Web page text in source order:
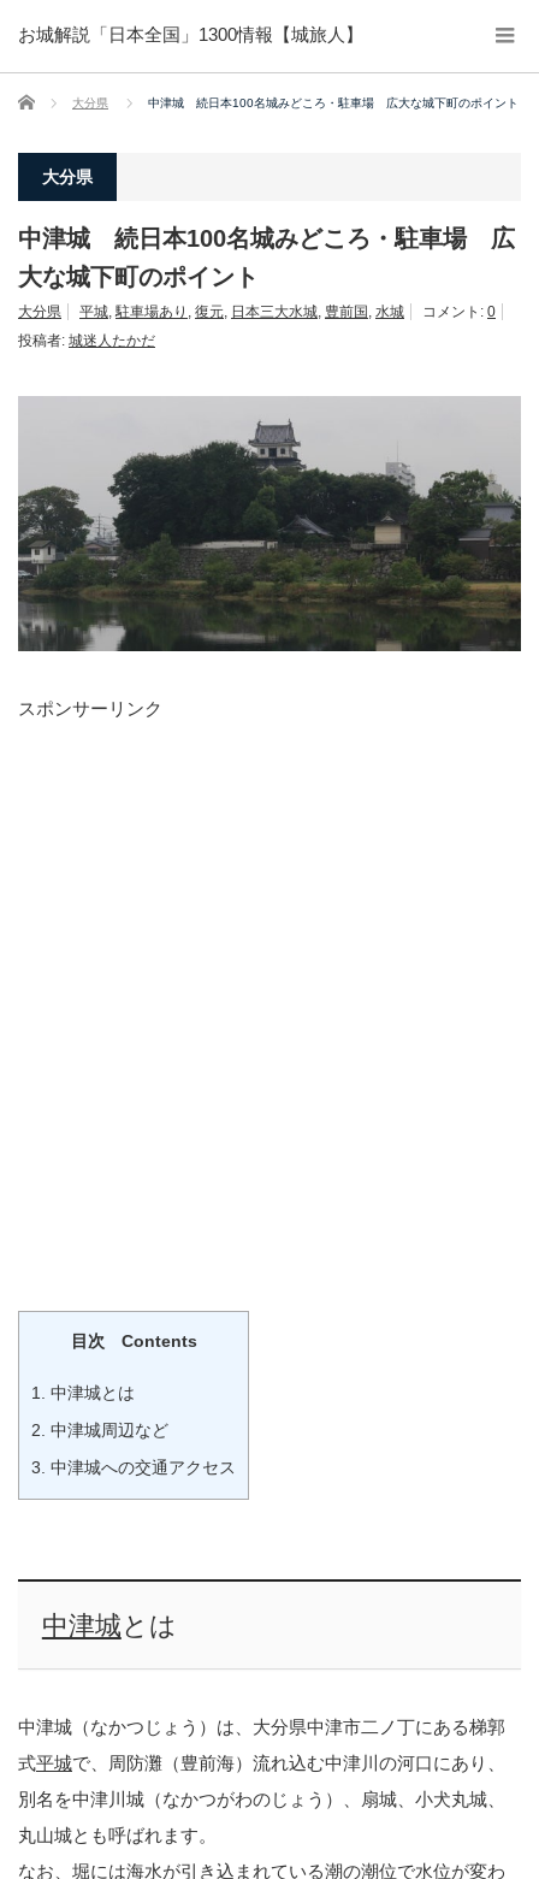
お城解説「日本全国」1300情報【城旅人】
ホーム 大分県 中津城 続日本100名城みどころ・駐車場 広大な城下町のポイント
大分県
中津城 続日本100名城みどころ・駐車場 広
大な城下町のポイント
大分県 平城,駐車場あり , 復元, 日本三大水城, 豊前国 , 水城 コメント: 0
投稿者: 城迷人たかだ
スポンサーリンク
目次 Contents
1. 中津城とは
2. 中津城周辺など
3. 中津城への交通アクセス
中津城とは
中津城（なかつじょう）は、大分県中津市二ノ丁にある梯郭
式平城で、周防灘（豊前海）流れ込む中津川の河口にあり、
別名を中津川城（なかつがわのじょう）、扇城、小犬丸城、
丸山城とも呼ばれます。
なお、堀には海水が引き込まれている潮の潮位で水位が変わ